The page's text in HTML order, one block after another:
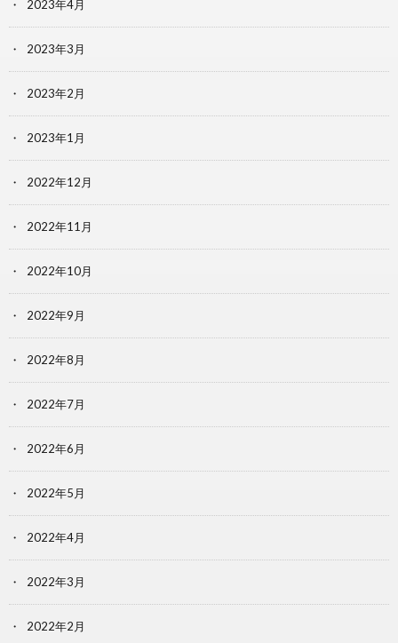
2023年4月
2023年3月
2023年2月
2023年1月
2022年12月
2022年11月
2022年10月
2022年9月
2022年8月
2022年7月
2022年6月
2022年5月
2022年4月
2022年3月
2022年2月